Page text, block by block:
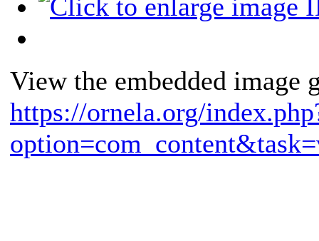
View the embedded image
https://ornela.org/